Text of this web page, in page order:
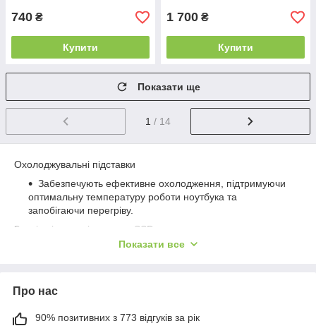
740 ₴
Купити
1 700 ₴
Купити
Показати ще
1 / 14
Охолоджувальні підставки
Забезпечують ефективне охолодження, підтримуючи
оптимальну температуру роботи ноутбука та
запобігаючи перегріву.
Зовнішні жорсткі диски та SSD
Розширюють обсяг пам'яті для зберігання великих
Миші та клавіатури
Підвищують продуктивність роботи, пропонуючи
більш комфортне та ефективне управління порівняно з
Показати все
Про нас
90% позитивних з 773 відгуків за рік